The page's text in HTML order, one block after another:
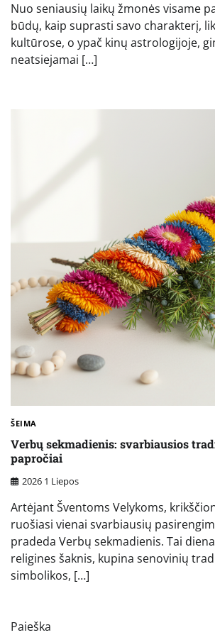
Nuo seniausių laikų žmonės visame
būdų, kaip suprasti savo charakterį,
kultūrose, o ypač kinų astrologijoje,
neatsiejamai […]
ŠEIMA
Verbų sekmadienis: svarbiausios
papročiai
2026 1 Liepos
Artėjant Šventoms Velykoms,
ruošiasi vienai svarbiausių
pradeda Verbų sekmadienis. Tai
religines šaknis, kupina senovinių
simbolikos, […]
Paieška